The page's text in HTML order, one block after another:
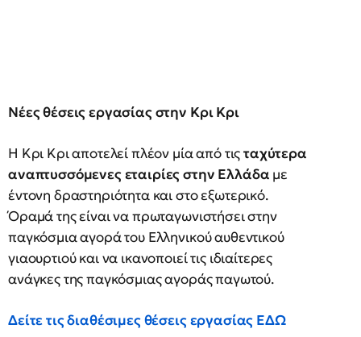
Νέες θέσεις εργασίας στην Κρι Κρι
Η Κρι Κρι αποτελεί πλέον μία από τιςταχύτερα
αναπτυσσόμενες εταιρίες στην Ελλάδα με
έντονη δραστηριότητα και στο εξωτερικό.
Όραμά της είναι να πρωταγωνιστήσει στην
παγκόσμια αγορά του Ελληνικού αυθεντικού
γιαουρτιού και να ικανοποιεί τις ιδιαίτερες
ανάγκες της παγκόσμιας αγοράς παγωτού.
Δείτε τις διαθέσιμες θέσεις εργασίας ΕΔΩ